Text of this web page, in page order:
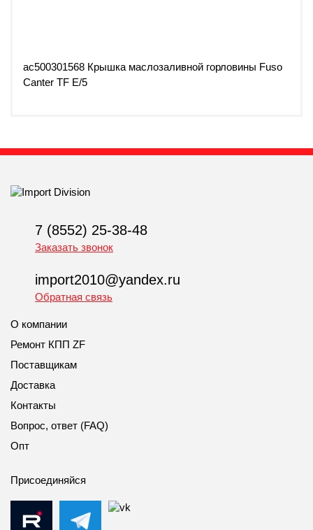
ac500301568 Крышка маслозаливной горловины Fuso
Canter TF E/5
7 (8552) 25-38-48
Заказать звонок
import2010@yandex.ru
Обратная связь
О компании
Ремонт КПП ZF
Поставщикам
Доставка
Контакты
Вопрос, ответ (FAQ)
Опт
Присоединяйся